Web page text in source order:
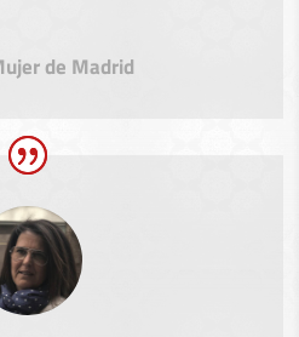
de Madrid